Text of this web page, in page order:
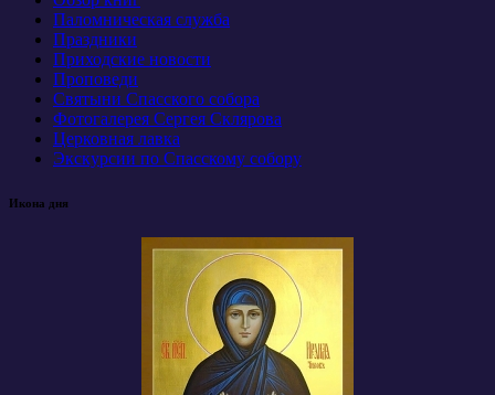
Паломническая служба
Праздники
Приходские новости
Проповеди
Святыни Спасского собора
Фотогалерея Сергея Склярова
Церковная лавка
Экскурсии по Спасскому собору
Икона дня